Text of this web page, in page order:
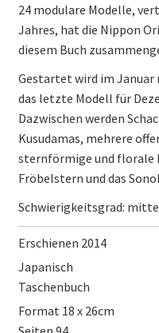
24 modulare Modelle,
Jahres, hat die Nippon
diesem Buch
Gestartet wird im
das letzte Modell für
Dazwischen werden
Kusudamas, mehrere
sternförmige und florale
Fröbelstern und das
Schwierigkeitsgrad:
Erschienen 2014
Japanisch
Taschenbuch
Format 18 x 26cm